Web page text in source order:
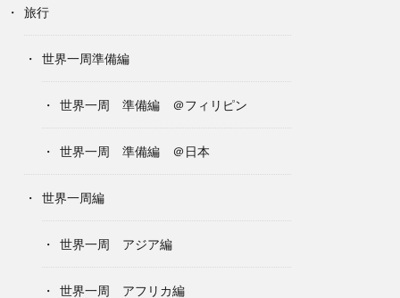
旅行
世界一周準備編
世界一周 準備編 ＠フィリピン
世界一周 準備編 ＠日本
世界一周編
世界一周 アジア編
世界一周 アフリカ編